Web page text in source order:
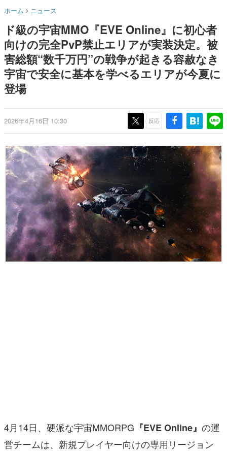
名作ゲームクリエイターの方々に製作時のエピソードをお
きます。
赫本
この物語を解いてはいけない。『赫本』は、〈試験問題〉
の形をした短編ホラー小説集です。
ゲーム世代の作家たち
ゲームに多大な影響を受けた作家さんに取材し、ゲームが
画です。
日本モバイルゲーム産業史
日本のモバイルゲーム史における主要なトピック・タイト
ルを網羅するほか、開発者へのインタビューや識者による
解説を掲載。約20年の歴史が一望できる決定版！
若ゲのいたり〜ゲームクリエイターの青春〜
『うつヌケ』『ペンと箸』等で知られるマンガ家・田中圭
一先生によるゲーム業界レポートマンガです。
なんでゲームは面白い？
ゲーム開発者・hamatsu氏がゲームの魅力を画面や操作の
具体的な形から解き明かしていく、硬派で骨太な評論連載
その他
「ラクーンシティ総合病院」へ
行く配達人の姿が披露
と板鼻利幸氏による「ビビ」の
前日譚
ホーム ニュース
ド級の宇宙MMO『EVE Online』に初心者
向けの完全PvP禁止エリアが実装決定。被
害総額“数千万円”の戦争が起きる容赦なき
宇宙で安全に基本を学べるエリアが今夏に
登場
2026年4月16日 10:30 反応
4月14日、硬派な宇宙MMORPG 『EVE Online』 の運
営チームは、新規プレイヤー向けの専用リージョン